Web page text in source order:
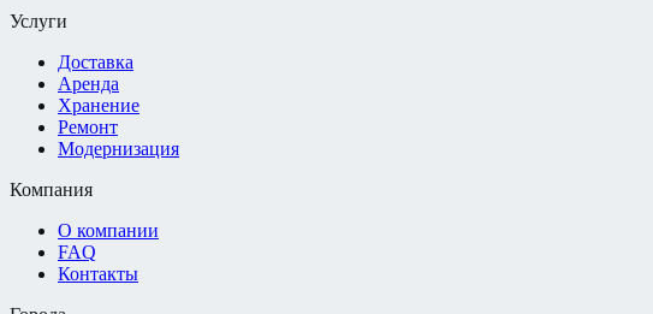
Услуги
Доставка
Аренда
Хранение
Ремонт
Модернизация
Компания
О компании
FAQ
Контакты